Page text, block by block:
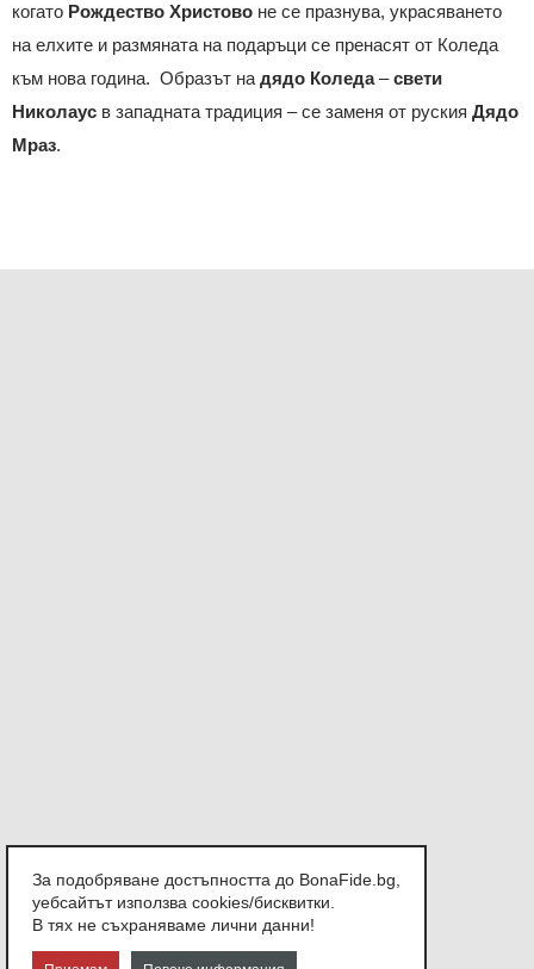
когато Рождество Христово не се празнува, украсяването
на елхите и размяната на подаръци се пренасят от Коледа
към нова година. Образът на дядо Коледа–свети
Николаус в западната традиция – се заменя от руския Дядо
Мраз.
За подобряване достъпността до BonaFide.bg,
уебсайтът използва cookies/бисквитки.
В тях не съхраняваме лични данни!